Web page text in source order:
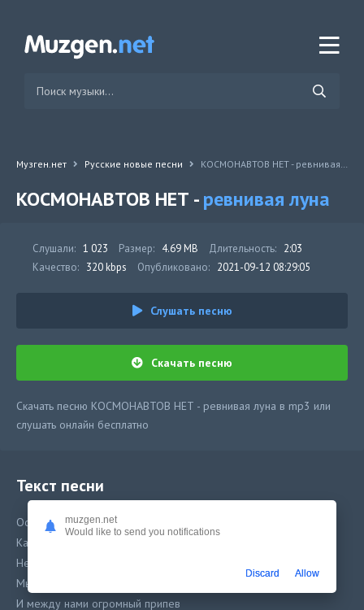
Музген.нет Русские новые песни КОСМОНАВТОВ НЕТ - ревнивая луна
КОСМОНАВТОВ НЕТ -ревнивая луна
Слушали: 1 023 Размер: 4.69 MB Длительность: 2:03
Качество: 320 kbps Опубликовано: 2021-09-12 08:29:05
Слушать песню
Скачать песню
Скачать песню КОСМОНАВТОВ НЕТ - ревнивая луна в mp3 или
слушать онлайн бесплатно
Текст песни
Осень забыла нас, как будто бы не было нас
Как будто бы не было тех вопросов с ответами
Не успев стать, мы остались куплетами
Мы остались куплетами
И между нами огромный припев
muzgen.net
Would like to send you notifications
Discard Allow